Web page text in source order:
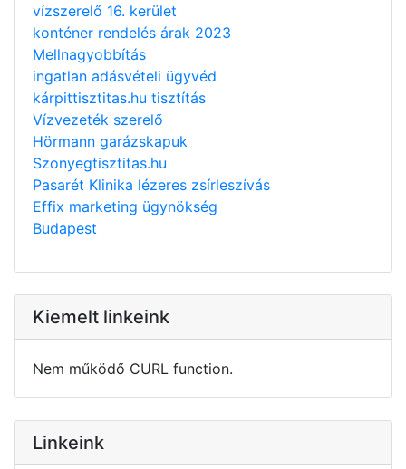
vízszerelő 16. kerület
konténer rendelés árak 2023
Mellnagyobbítás
ingatlan adásvételi ügyvéd
kárpittisztitas.hu tisztítás
Vízvezeték szerelő
Hörmann garázskapuk
Szonyegtisztitas.hu
Pasarét Klinika lézeres zsírleszívás
Effix marketing ügynökség
Budapest
Kiemelt linkeink
Nem működő CURL function.
Linkeink